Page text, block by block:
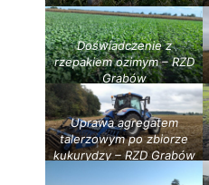
Doświadczenie z
rzepakiem ozimym – RZD
Grabów
Uprawa agregatem
talerzowym po zbiorze
kukurydzy – RZD Grabów